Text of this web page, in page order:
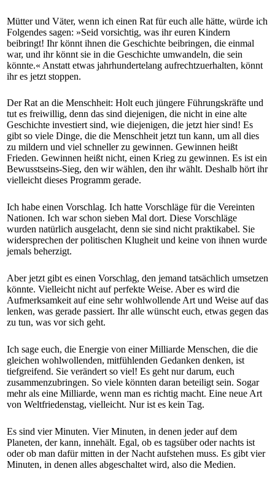
Mütter und Väter, wenn ich einen Rat für euch alle hätte, würde ich
Folgendes sagen: »Seid vorsichtig, was ihr euren Kindern
beibringt! Ihr könnt ihnen die Geschichte beibringen, die einmal
war, und ihr könnt sie in die Geschichte umwandeln, die sein
könnte.« Anstatt etwas jahrhundertelang aufrechtzuerhalten, könnt
ihr es jetzt stoppen.
Der Rat an die Menschheit: Holt euch jüngere Führungskräfte und
tut es freiwillig, denn das sind diejenigen, die nicht in eine alte
Geschichte investiert sind, wie diejenigen, die jetzt hier sind! Es
gibt so viele Dinge, die die Menschheit jetzt tun kann, um all dies
zu mildern und viel schneller zu gewinnen. Gewinnen heißt
Frieden. Gewinnen heißt nicht, einen Krieg zu gewinnen. Es ist ein
Bewusstseins-Sieg, den wir wählen, den ihr wählt. Deshalb hört ihr
vielleicht dieses Programm gerade.
Ich habe einen Vorschlag. Ich hatte Vorschläge für die Vereinten
Nationen. Ich war schon sieben Mal dort. Diese Vorschläge
wurden natürlich ausgelacht, denn sie sind nicht praktikabel. Sie
widersprechen der politischen Klugheit und keine von ihnen wurde
jemals beherzigt.
Aber jetzt gibt es einen Vorschlag, den jemand tatsächlich umsetzen
könnte. Vielleicht nicht auf perfekte Weise. Aber es wird die
Aufmerksamkeit auf eine sehr wohlwollende Art und Weise auf das
lenken, was gerade passiert. Ihr alle wünscht euch, etwas gegen das
zu tun, was vor sich geht.
Ich sage euch, die Energie von einer Milliarde Menschen, die die
gleichen wohlwollenden, mitfühlenden Gedanken denken, ist
tiefgreifend. Sie verändert so viel! Es geht nur darum, euch
zusammenzubringen. So viele könnten daran beteiligt sein. Sogar
mehr als eine Milliarde, wenn man es richtig macht. Eine neue Art
von Weltfriedenstag, vielleicht. Nur ist es kein Tag.
Es sind vier Minuten. Vier Minuten, in denen jeder auf dem
Planeten, der kann, innehält. Egal, ob es tagsüber oder nachts ist
oder ob man dafür mitten in der Nacht aufstehen muss. Es gibt vier
Minuten, in denen alles abgeschaltet wird, also die Medien.